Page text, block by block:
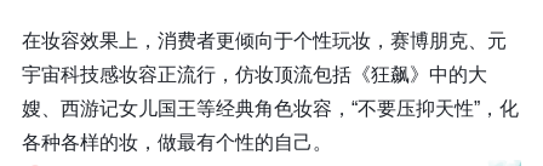
在妆容效果上，消费者更倾向于个性玩妆，赛博朋克、元
宇宙科技感妆容正流行，仿妆顶流包括《狂飙》中的大
嫂、西游记女儿国王等经典角色妆容，“不要压抑天性”，化
各种各样的妆，做最有个性的自己。